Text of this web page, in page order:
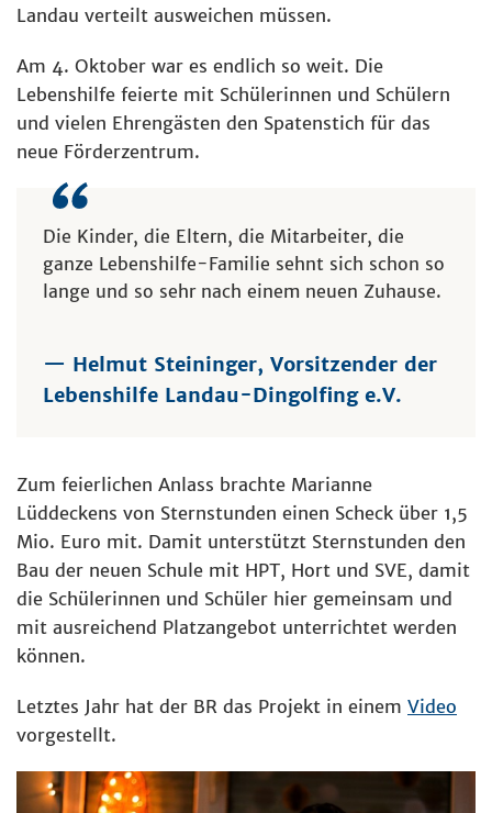
Landau verteilt ausweichen müssen.
Am 4. Oktober war es endlich so weit. Die
Lebenshilfe feierte mit Schülerinnen und Schülern
und vielen Ehrengästen den Spatenstich für das
neue Förderzentrum.
Die Kinder, die Eltern, die Mitarbeiter, die
ganze Lebenshilfe-Familie sehnt sich schon so
lange und so sehr nach einem neuen Zuhause.
— Helmut Steininger, Vorsitzender der
Lebenshilfe Landau-Dingolfing e.V.
Zum feierlichen Anlass brachte Marianne
Lüddeckens von Sternstunden einen Scheck über 1,5
Mio. Euro mit. Damit unterstützt Sternstunden den
Bau der neuen Schule mit HPT, Hort und SVE, damit
die Schülerinnen und Schüler hier gemeinsam und
mit ausreichend Platzangebot unterrichtet werden
können.
Letztes Jahr hat der BR das Projekt in einem Video
vorgestellt.